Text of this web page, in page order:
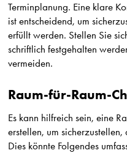
Terminplanung. Eine klare
ist entscheidend, um
erfüllt werden. Stellen Sie
schriftlich festgehalten
vermeiden.
Raum-für-Raum-
Es kann hilfreich sein, eine
erstellen, um
Dies könnte Folgendes